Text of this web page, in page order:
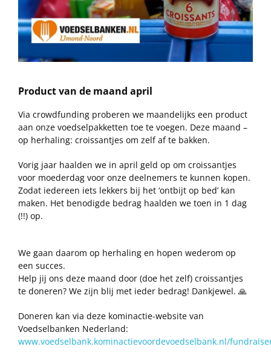
Product van de maand april
Via crowdfunding proberen we maandelijks een product
aan onze voedselpakketten toe te voegen. Deze maand –
op herhaling: croissantjes om zelf af te bakken.
Vorig jaar haalden we in april geld op om croissantjes
voor moederdag voor onze deelnemers te kunnen kopen.
Zodat iedereen iets lekkers bij het ‘ontbijt op bed’ kan
maken. Het benodigde bedrag haalden we toen in 1 dag
(!!) op.
We gaan daarom op herhaling en hopen wederom op
een succes.
Help jij ons deze maand door (doe het zelf) croissantjes
te doneren? We zijn blij met ieder bedrag! Dankjewel. 🙏
Doneren kan via deze kominactie-website van
Voedselbanken Nederland:
www.voedselbank.kominactievoordevoedselbank.nl/